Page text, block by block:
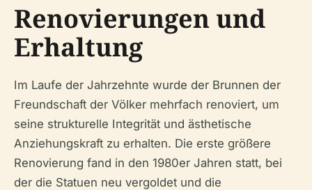
Renovierungen und
Erhaltung
Im Laufe der Jahrzehnte wurde der Brunnen der
Freundschaft der Völker mehrfach renoviert, um
seine strukturelle Integrität und ästhetische
Anziehungskraft zu erhalten. Die erste größere
Renovierung fand in den 1980er Jahren statt, bei
der die Statuen neu vergoldet und die